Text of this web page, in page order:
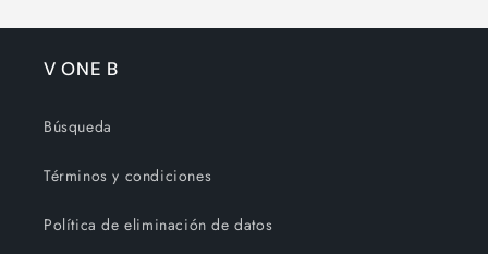
V ONE B
Búsqueda
Términos y condiciones
Política de eliminación de datos